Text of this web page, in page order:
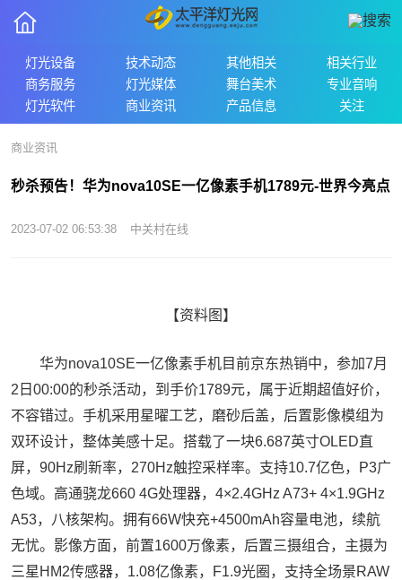
灯光设备 技术动态 其他相关
相关行业
商务服务
灯光媒体 舞台美术
专业音响
灯光软件
商业资讯 产品信息 关注
商业资讯
秒杀预告！华为nova10SE一亿像素手机1789元-世界今亮点
2023-07-02 06:53:38 中关村在线
【资料图】
华为nova10SE一亿像素手机目前京东热销中，参加7月
2日00:00的秒杀活动，到手价1789元，属于近期超值好价，
不容错过。手机采用星曜工艺，磨砂后盖，后置影像模组为
双环设计，整体美感十足。搭载了一块6.687英寸OLED直
屏，90Hz刷新率，270Hz触控采样率。支持10.7亿色，P3广
色域。高通骁龙660 4G处理器，4×2.4GHz A73+ 4×1.9GHz
A53，八核架构。拥有66W快充+4500mAh容量电池，续航
无忧。影像方面，前置1600万像素，后置三摄组合，主摄为
三星HM2传感器，1.08亿像素，F1.9光圈，支持全场景RAW